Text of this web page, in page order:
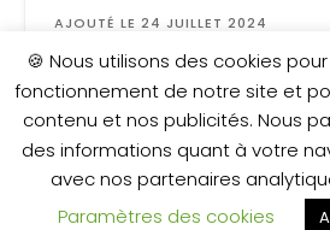
AJOUTÉ LE 24 JUILLET 2024
Surface: 960 m²
59 000 €
🍪 Nous utilisons des cookies
fonctionnement de notre site et
contenu et nos publicités. Nous
des informations quant à votre
avec nos partenaires
Paramètres des cookies